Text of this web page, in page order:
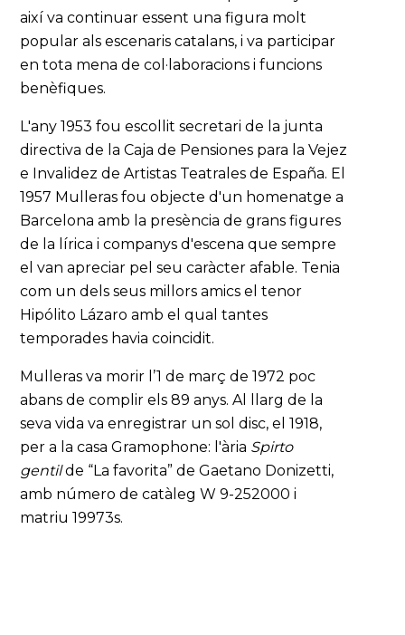
així va continuar essent una figura molt
popular als escenaris catalans, i va participar
en tota mena de col·laboracions i funcions
benèfiques.
L'any 1953 fou escollit secretari de la junta
directiva de la Caja de Pensiones para la Vejez
e Invalidez de Artistas Teatrales de España. El
1957 Mulleras fou objecte d'un homenatge a
Barcelona amb la presència de grans figures
de la lírica i companys d'escena que sempre
el van apreciar pel seu caràcter afable. Tenia
com un dels seus millors amics el tenor
Hipólito Lázaro amb el qual tantes
temporades havia coincidit.
Mulleras va morir l’1 de març de 1972 poc
abans de complir els 89 anys. Al llarg de la
seva vida va enregistrar un sol disc, el 1918,
per a la casa Gramophone: l'ària Spirto
gentilde “La favorita” de Gaetano Donizetti,
amb número de catàleg W 9-252000 i
matriu 19973s.